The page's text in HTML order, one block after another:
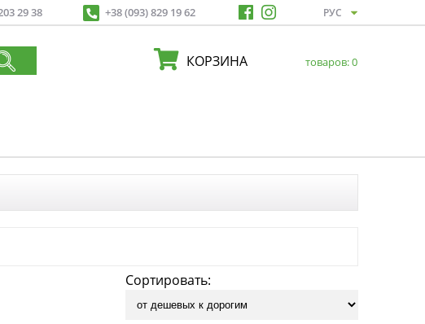
29 38 +38 (093) 829 19 62
КОРЗИНА товаров:0
Сортировать: